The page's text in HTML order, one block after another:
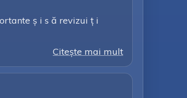
ș i s ă revizui ț i
Citeşte mai mult